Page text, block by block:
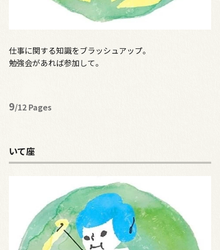
仕事に関する知識をブラッシュアップ。
勉強会があれば参加して。
9/12 Pages
いて座